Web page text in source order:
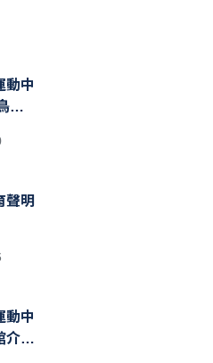
動中
預
聲明
動中
介紹